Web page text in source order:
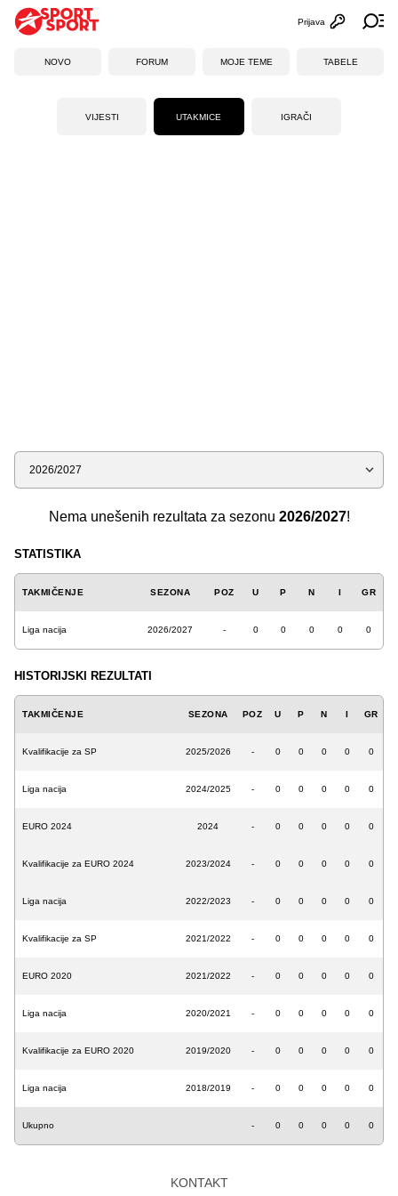
Otvori
Prijava
NOVO FORUM MOJE TEME TABELE
VIJESTI UTAKMICE IGRAČI
Sezona
Nema unešenih rezultata za sezonu 2026/2027!
STATISTIKA
TAKMIČENJE SEZONA POZ U P N I GR
Liga nacija 2026/2027 - 0 0 0 0 0
HISTORIJSKI REZULTATI
TAKMIČENJE SEZONA POZ U P N I GR
Kvalifikacije za SP 2025/2026 - 0 0 0 0 0
Liga nacija 2024/2025 - 0 0 0 0 0
EURO 2024 2024 - 0 0 0 0 0
Kvalifikacije za EURO 2024 2023/2024 - 0 0 0 0 0
Liga nacija 2022/2023 - 0 0 0 0 0
Kvalifikacije za SP 2021/2022 - 0 0 0 0 0
EURO 2020 2021/2022 - 0 0 0 0 0
Liga nacija 2020/2021 - 0 0 0 0 0
Kvalifikacije za EURO 2020 2019/2020 - 0 0 0 0 0
Liga nacija 2018/2019 - 0 0 0 0 0
Ukupno - 0 0 0 0 0
KONTAKT